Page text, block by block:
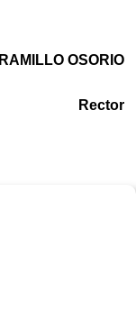
OSORIO
Rector